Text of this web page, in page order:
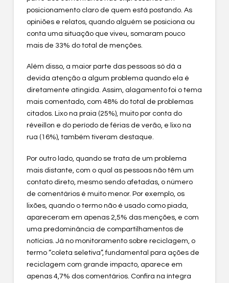
posicionamento claro de quem está postando. As
opiniões e relatos, quando alguém se posiciona ou
conta uma situação que viveu, somaram pouco
mais de 33% do total de menções.
Além disso, a maior parte das pessoas só dá a
devida atenção a algum problema quando ela é
diretamente atingida. Assim, alagamento foi o tema
mais comentado, com 48% do total de problemas
citados. Lixo na praia (25%), muito por conta do
réveillon e do período de férias de verão, e lixo na
rua (16%), também tiveram destaque.
Por outro lado, quando se trata de um problema
mais distante, com o qual as pessoas não têm um
contato direto, mesmo sendo afetadas, o número
de comentários é muito menor. Por exemplo, os
lixões, quando o termo não é usado como piada,
apareceram em apenas 2,5% das menções, e com
uma predominância de compartilhamentos de
notícias. Já no monitoramento sobre reciclagem, o
termo “coleta seletiva”, fundamental para ações de
reciclagem com grande impacto, aparece em
apenas 4,7% dos comentários. Confira na íntegra